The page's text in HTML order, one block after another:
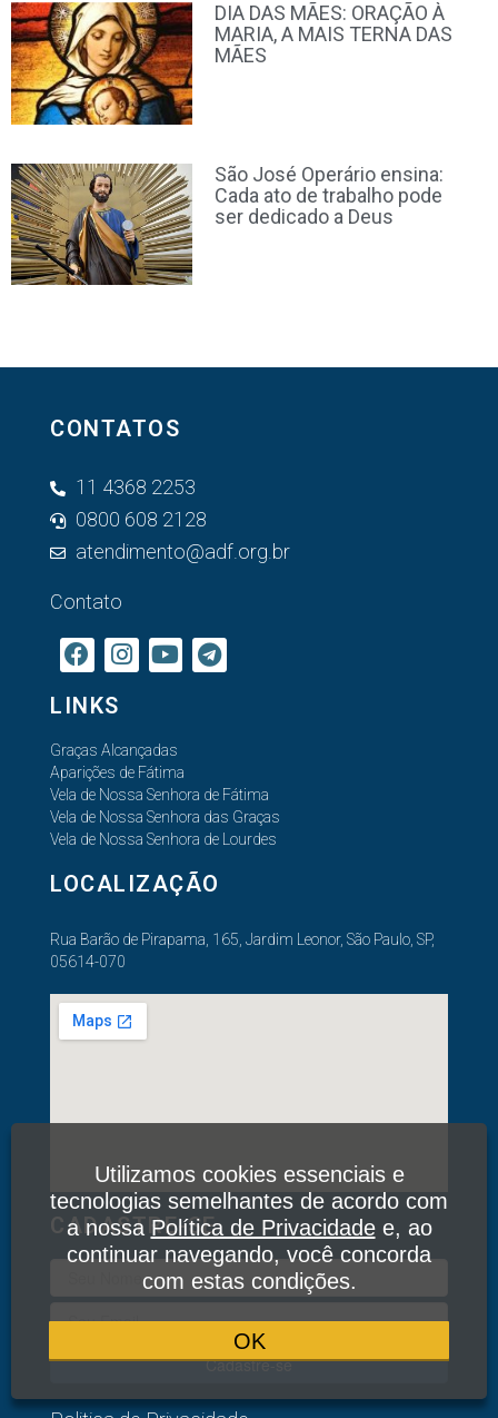
DIA DAS MÃES: ORAÇÃO À
MARIA, A MAIS TERNA DAS
MÃES
São José Operário ensina:
Cada ato de trabalho pode
ser dedicado a Deus
CONTATOS
11 4368 2253
0800 608 2128
atendimento@adf.org.br
Contato
LINKS
Graças Alcançadas
Aparições de Fátima
Vela de Nossa Senhora de Fátima
Vela de Nossa Senhora das Graças
Vela de Nossa Senhora de Lourdes
LOCALIZAÇÃO
Rua Barão de Pirapama, 165, Jardim Leonor, São Paulo, SP,
05614-070
CADASTRE-SE
Cadastre-se
Utilizamos cookies essenciais e
tecnologias semelhantes de acordo com
a nossaPolítica de Privacidadee, ao
continuar navegando, você concorda
com estas condições.
OK